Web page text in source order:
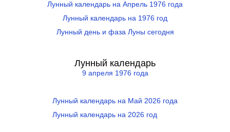
Лунный календарь на Апрель 1976 года
Лунный календарь на 1976 год
Лунный день и фаза Луны сегодня
Лунный календарь
9 апреля 1976 года
Лунный календарь на Май 2026 года
Лунный календарь на 2026 год